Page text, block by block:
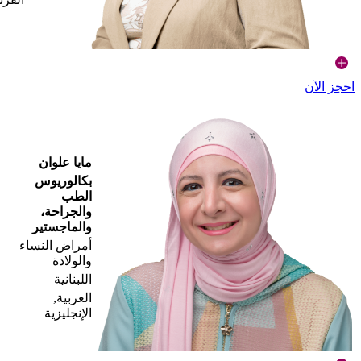
احجز الآن
مايا علوان
بكالوريوس
الطب
والجراحة،
والماجستير
أمراض النساء
والولادة
اللبنانية
العربية,
الإنجليزية